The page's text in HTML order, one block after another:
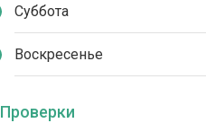
Суббота
Воскресенье
Проверки